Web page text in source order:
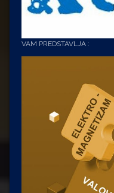
VAM PREDSTAVLJA :